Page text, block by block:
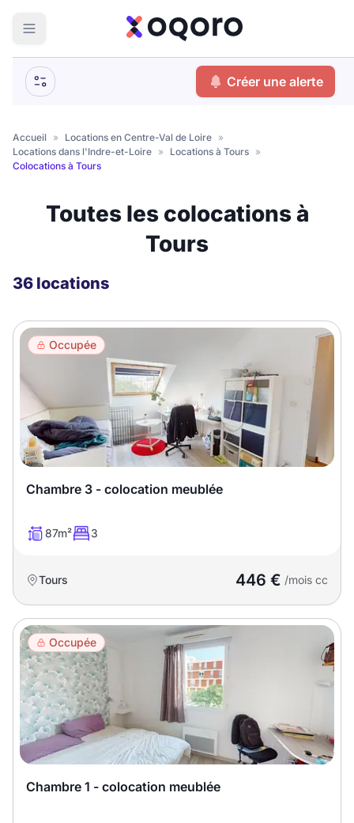
Votre
Que recherchez-vous ?
Coliving
Meublé ?
Meublé Non meublé
Montant du loyer
€
Nombre de pièces
T2 T3 T4 T5
T6 T7 T9
T10 T11
T13 T14 T15
T16
recherche
Créer une alerte
Accueil » Locations en Centre-Val de Loire »
Locations dans l'Indre-et-Loire » Locations à Tours »
Colocations à Tours
Toutes les colocations à
Tours
36 locations
Occupée
Chambre 3 - colocation meublée
87m² 3
Tours 446 € /mois cc
Occupée
Chambre 1 - colocation meublée